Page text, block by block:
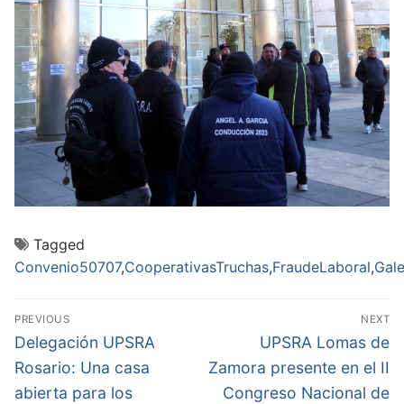
Tagged
Convenio50707,CooperativasTruchas,FraudeLaboral,
Navegación
de
entradas
PREVIOUS
Previous
post:
Delegación UPSRA
Rosario: Una casa
abierta para los
NEXT
Next
post:
UPSRA Lomas de
Zamora presente en el II
Congreso Nacional de